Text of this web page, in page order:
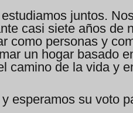
juntos.
casi siete años de
como personas y
un hogar basado
camino de la vida y
esperamos su voto